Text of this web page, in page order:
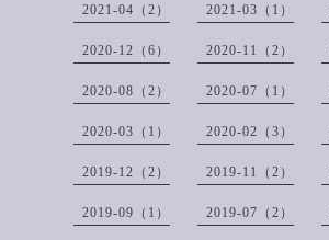
2021-04（2） 2021-03（1）
2020-12（6） 2020-11（2）
2020-08（2） 2020-07（1）
2020-03（1） 2020-02（3）
2019-12（2） 2019-11（2）
2019-09（1） 2019-07（2）